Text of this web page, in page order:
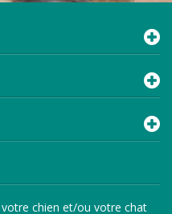
chien et/ou votre chat